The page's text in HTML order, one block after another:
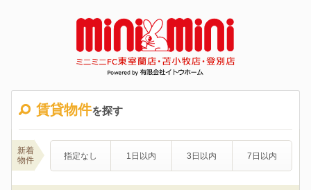
賃貸物件を探す
新着
物件
指定なし 1日以内 3日以内 7日以内